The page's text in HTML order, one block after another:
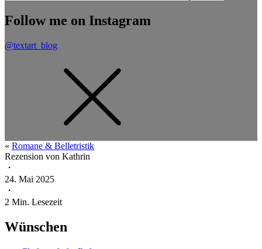
Follow me on Instagram
@textart_blog
« Romane & Belletristik
Rezension von Kathrin
・
24. Mai 2025
・
2 Min. Lesezeit
Wünschen